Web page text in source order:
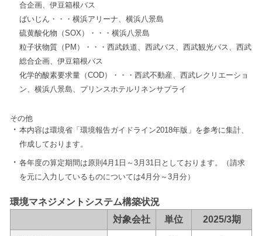
合企画、伊豆箱根バス
ばいじん・・・横浜アリーナ、横浜八景島
硫黄酸化物（SOX）・・・横浜八景島
粒子状物質（PM）・・・西武鉄道、西武バス、西武観光バス、西武
総合企画、伊豆箱根バス
化学的酸素要求量（COD）・・・西武不動産、西武レクリエーショ
ン、横浜八景島、プリンスホテルリネンサプライ
その他
本内容は環境省「環境報告ガイドライン2018年版」を参考に集計、
作成しております。
各年度の算定期間は原則4月1日～3月31日としております。（請求
を元に入力しているものについては4月分～3月分）
環境マネジメントシステム構築状況
対象会社
単位 2025/3期